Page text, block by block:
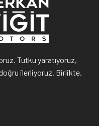
Tutku yaratıyoruz,
ilerliyoruz. Birlikte.